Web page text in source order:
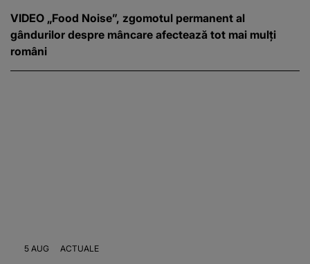
VIDEO „Food Noise”, zgomotul permanent al
gândurilor despre mâncare afectează tot mai mulți
români
5 AUG ACTUALE